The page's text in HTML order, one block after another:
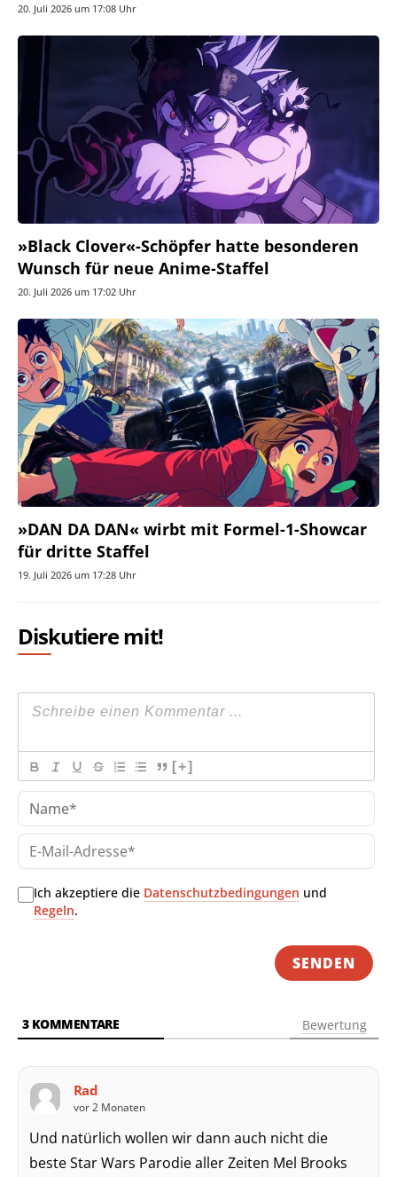
20. Juli 2026 um 17:08 Uhr
»Black Clover«-Schöpfer hatte besonderen
Wunsch für neue Anime-Staffel
20. Juli 2026 um 17:02 Uhr
»DAN DA DAN« wirbt mit Formel-1-Showcar
für dritte Staffel
19. Juli 2026 um 17:28 Uhr
Diskutiere mit!
[+]
E-
Ich akzeptiere die Datenschutzbedingungen und
Regeln.
3KOMMENTARE Bewertung
Rad
vor 2 Monaten
Und natürlich wollen wir dann auch nicht die
beste Star Wars Parodie aller Zeiten Mel Brooks